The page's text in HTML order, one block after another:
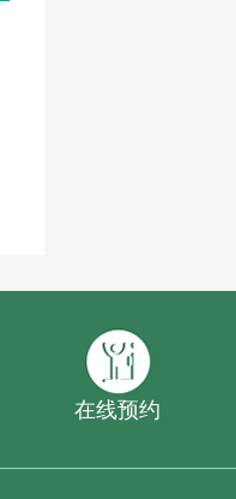
在线预约